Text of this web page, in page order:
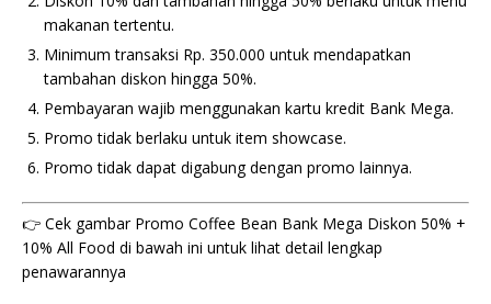
makanan tertentu.
Minimum transaksi Rp. 350.000 untuk mendapatkan
tambahan diskon hingga 50%.
Pembayaran wajib menggunakan kartu kredit Bank Mega.
Promo tidak berlaku untuk item showcase.
Promo tidak dapat digabung dengan promo lainnya.
👉 Cek gambar Promo Coffee Bean Bank Mega Diskon 50% +
10% All Food di bawah ini untuk lihat detail lengkap
penawarannya